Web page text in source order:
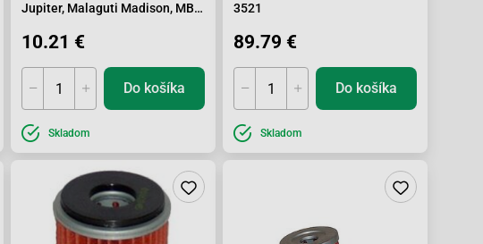
Jupiter, Malaguti Madison, MBK
10.21 €
Do košíka
Skladom
3521
89.79 €
Do košíka
Skladom